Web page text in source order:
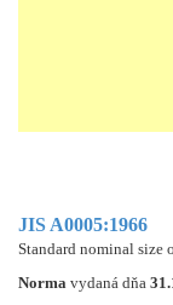
JIS A0005:1966
Standard nominal size
Norma vydaná dňa